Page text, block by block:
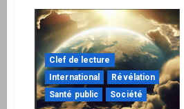
L’Union
européenne
n’a
aucune
volonté
politique
en
propre
Clef de lecture
International
Révélation
Santé public
Société